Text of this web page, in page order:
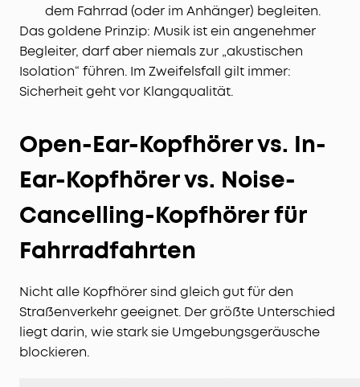
dem Fahrrad (oder im Anhänger) begleiten.
Das goldene Prinzip: Musik ist ein angenehmer
Begleiter, darf aber niemals zur „akustischen
Isolation“ führen. Im Zweifelsfall gilt immer:
Sicherheit geht vor Klangqualität.
Open-Ear-Kopfhörer vs. In-
Ear-Kopfhörer vs. Noise-
Cancelling-Kopfhörer für
Fahrradfahrten
Nicht alle Kopfhörer sind gleich gut für den
Straßenverkehr geeignet. Der größte Unterschied
liegt darin, wie stark sie Umgebungsgeräusche
blockieren.